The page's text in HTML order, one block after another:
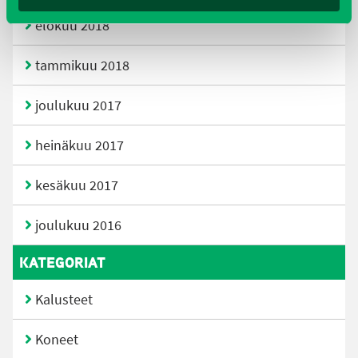
elokuu 2018
tammikuu 2018
joulukuu 2017
heinäkuu 2017
kesäkuu 2017
joulukuu 2016
KATEGORIAT
Kalusteet
Koneet